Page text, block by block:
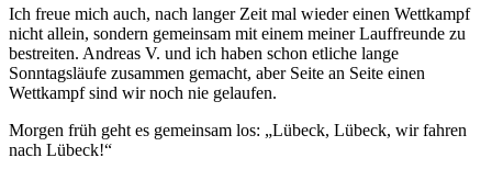
Ich freue mich auch, nach langer Zeit mal wieder einen Wettkampf
nicht allein, sondern gemeinsam mit einem meiner Lauffreunde zu
bestreiten. Andreas V. und ich haben schon etliche lange
Sonntagsläufe zusammen gemacht, aber Seite an Seite einen
Wettkampf sind wir noch nie gelaufen.
Morgen früh geht es gemeinsam los: „Lübeck, Lübeck, wir fahren
nach Lübeck!“